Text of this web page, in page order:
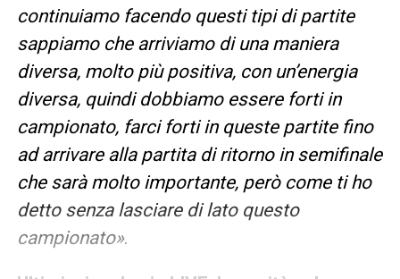
continuiamo facendo questi tipi di partite
sappiamo che arriviamo di una maniera
diversa, molto più positiva, con un’energia
diversa, quindi dobbiamo essere forti in
campionato, farci forti in queste partite fino
ad arrivare alla partita di ritorno in semifinale
che sarà molto importante, però come ti ho
detto senza lasciare di lato questo
campionato».